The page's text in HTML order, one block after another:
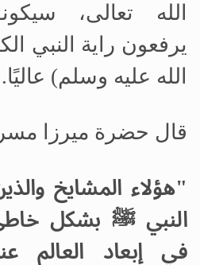
الله تعالى،
يرفعون راية النبي
الله عليه وسلم) عاليًا.
قال حضرة ميرزا
"هؤلاء المشايخ
النبي ﷺ بشكل
في إبعاد العالم